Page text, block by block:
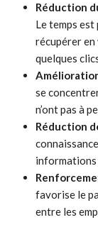
Réduction
Le temps
récupérer en
quelques
se
n’ont pas à
Réduction
favorise le
entre les